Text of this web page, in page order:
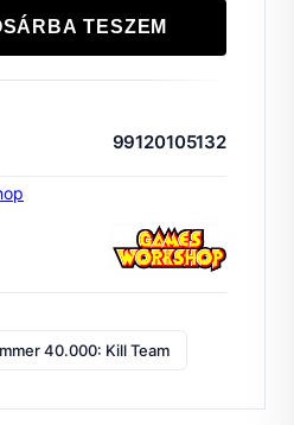
TESZEM
99120105132
40.000: Kill Team